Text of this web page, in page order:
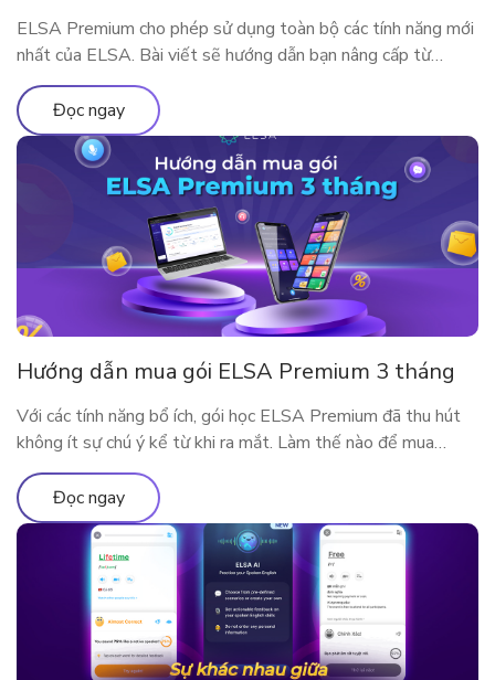
ELSA Premium cho phép sử dụng toàn bộ các tính năng mới
nhất của ELSA. Bài viết sẽ hướng dẫn bạn nâng cấp từ
ELSA Pro lên ELSA Premium nhé!
Đọc ngay
Hướng dẫn mua gói ELSA Premium 3 tháng
Với các tính năng bổ ích, gói học ELSA Premium đã thu hút
không ít sự chú ý kể từ khi ra mắt. Làm thế nào để mua
ELSA Premium 3 tháng?
Đọc ngay